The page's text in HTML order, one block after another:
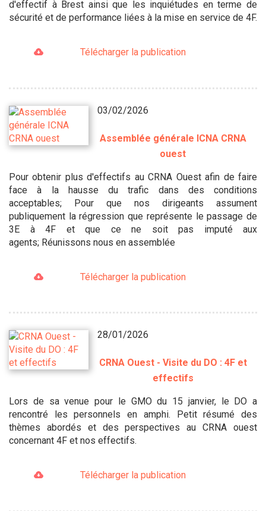
d'effectif à Brest ainsi que les inquiétudes en terme de
sécurité et de performance liées à la mise en service de 4F.
Télécharger la publication
03/02/2026
Assemblée générale ICNA CRNA
ouest
Pour obtenir plus d'effectifs au CRNA Ouest afin de faire
face à la hausse du trafic dans des conditions
acceptables; Pour que nos dirigeants assument
publiquement la régression que représente le passage de
3E à 4F et que ce ne soit pas imputé aux
agents; Réunissons nous en assemblée
Télécharger la publication
28/01/2026
CRNA Ouest - Visite du DO : 4F et
effectifs
Lors de sa venue pour le GMO du 15 janvier, le DO a
rencontré les personnels en amphi. Petit résumé des
thèmes abordés et des perspectives au CRNA ouest
concernant 4F et nos effectifs.
Télécharger la publication